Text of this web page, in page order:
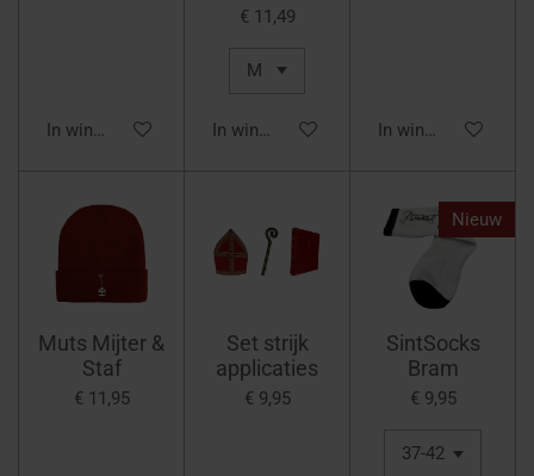
In winkelwagen
€ 11,49
In winkelwagen In winkelwagen
Muts Mijter &
Staf
€ 11,95
Set strijk
applicaties
€ 9,95
Nieuw
SintSocks
Bram
€ 9,95